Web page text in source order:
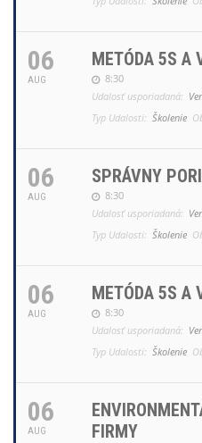
06
AUG
METÓDA 5S A
8:30
Udalosť usporiadaná:
Typ Udalosti: Školenie
06
AUG
SPRÁVNY
8:30
Udalosť usporiadaná:
Typ Udalosti: Školenie
06
AUG
METÓDA 5S A
8:30
Udalosť usporiadaná:
Typ Udalosti: Školenie
06
AUG
FIRMY